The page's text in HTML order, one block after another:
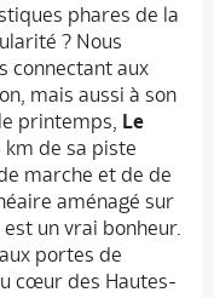
phares de la
? Nous
connectant aux
mais aussi à son
printemps, Le
de sa piste
marche et de de
aménagé sur
un vrai bonheur.
portes de
cœur des Hautes-